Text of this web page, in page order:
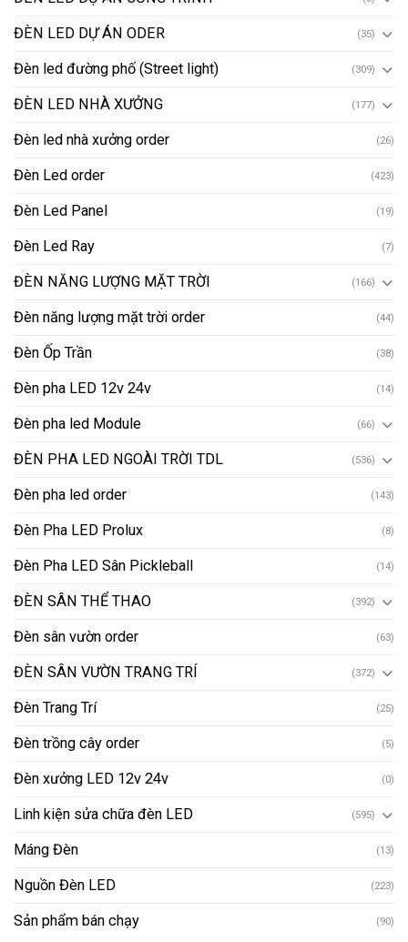
ĐÈN LED DỰ ÁN ODER (35)
Đèn led đường phố (Street light) (309)
ĐÈN LED NHÀ XƯỞNG (177)
Đèn led nhà xưởng order (26)
Đèn Led order (423)
Đèn Led Panel (19)
Đèn Led Ray (7)
ĐÈN NĂNG LƯỢNG MẶT TRỜI (166)
Đèn năng lượng mặt trời order (44)
Đèn Ốp Trần (38)
Đèn pha LED 12v 24v (14)
Đèn pha led Module (66)
ĐÈN PHA LED NGOÀI TRỜI TDL (536)
Đèn pha led order (143)
Đèn Pha LED Prolux (8)
Đèn Pha LED Sân Pickleball (14)
ĐÈN SÂN THỂ THAO (392)
Đèn sân vườn order (63)
ĐÈN SÂN VƯỜN TRANG TRÍ (372)
Đèn Trang Trí (25)
Đèn trồng cây order (5)
Đèn xưởng LED 12v 24v (0)
Linh kiện sửa chữa đèn LED (595)
Máng Đèn (13)
Nguồn Đèn LED (223)
Sản phẩm bán chạy (90)